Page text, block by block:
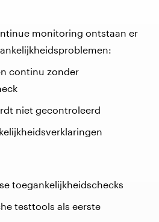
monitoring ontstaan er
continu zonder
niet gecontroleerd
toegankelijkheidschecks
testtools als eerste